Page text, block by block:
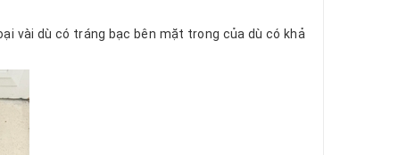
vài dù có tráng bạc bên mặt trong của dù có khả